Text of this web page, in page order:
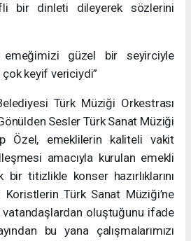
bir dinleti dileyerek sözlerini
emeğimizi güzel bir seyirciyle
keyif vericiydi”
Türk Müziği Orkestrası
Sesler Türk Sanat Müziği
Özel, emeklilerin kaliteli vakit
amacıyla kurulan emekli
titizlikle konser hazırlıklarını
Türk Sanat Müziği’ne
oluştuğunu ifade
bu yana çalışmalarımızı